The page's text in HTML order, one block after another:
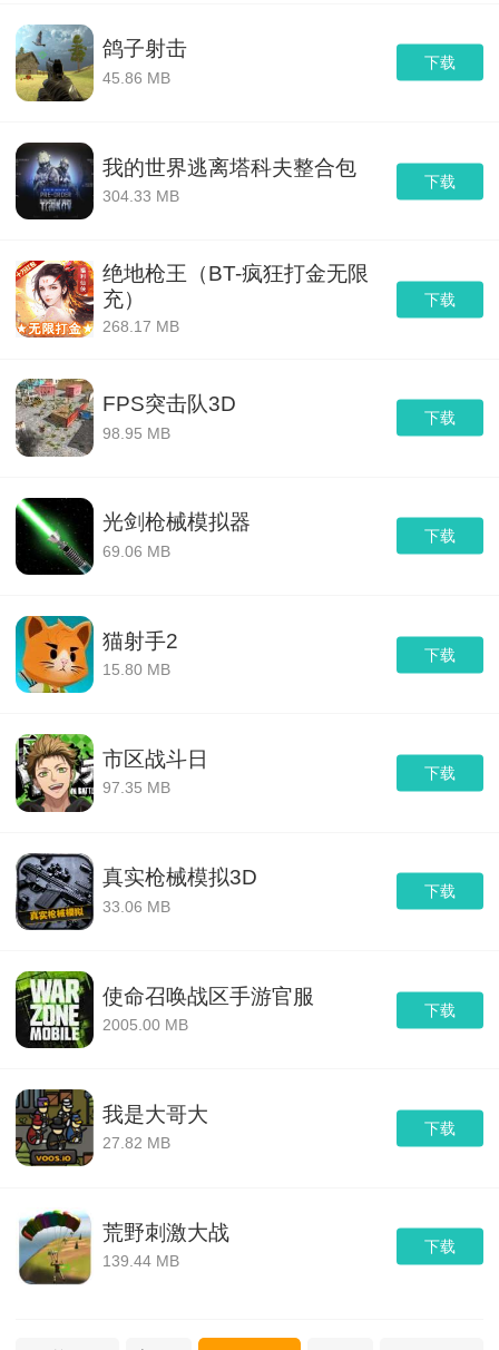
下载
鸽子射击
45.86 MB
下载
我的世界逃离塔科夫整合包
304.33 MB
下载
绝地枪王（BT-疯狂打金无限
充）
268.17 MB
下载
FPS突击队3D
98.95 MB
下载
光剑枪械模拟器
69.06 MB
下载
猫射手2
15.80 MB
下载
市区战斗日
97.35 MB
下载
真实枪械模拟3D
33.06 MB
下载
使命召唤战区手游官服
2005.00 MB
下载
我是大哥大
27.82 MB
下载
荒野刺激大战
139.44 MB